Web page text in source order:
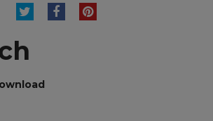
TWEETTEILENPINTEREST